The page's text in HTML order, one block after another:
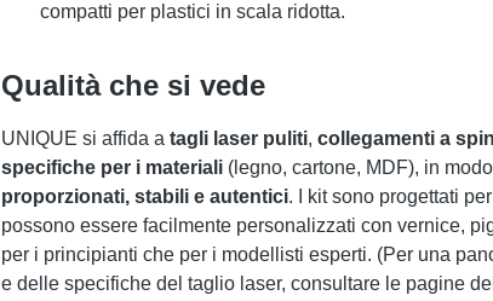
compatti per plastici in scala ridotta.
Qualità che si vede
UNIQUE si affida a tagli laser puliti, collegamenti a
specifiche per i materiali (legno, cartone, MDF), in
proporzionati, stabili e autentici. I kit sono progettati
possono essere facilmente personalizzati con vernice,
per i principianti che per i modellisti esperti. (Per una
e delle specifiche del taglio laser, consultare le pagine